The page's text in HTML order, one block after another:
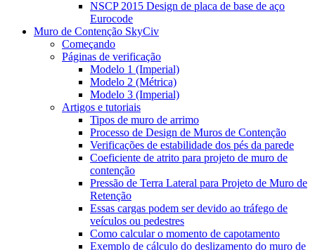
NSCP 2015 Design de placa de base de aço
Eurocode
Muro de Contenção SkyCiv
Começando
Páginas de verificação
Modelo 1 (Imperial)
Modelo 2 (Métrica)
Modelo 3 (Imperial)
Artigos e tutoriais
Tipos de muro de arrimo
Processo de Design de Muros de Contenção
Verificações de estabilidade dos pés da parede
Coeficiente de atrito para projeto de muro de
contenção
Pressão de Terra Lateral para Projeto de Muro de
Retenção
Essas cargas podem ser devido ao tráfego de
veículos ou pedestres
Como calcular o momento de capotamento
Exemplo de cálculo do deslizamento do muro de